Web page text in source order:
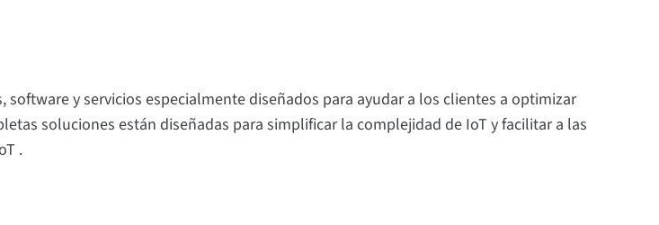
y servicios especialmente diseñados para ayudar a los clientes a optimizar
soluciones están diseñadas para simplificar la complejidad de IoT y facilitar a las
.